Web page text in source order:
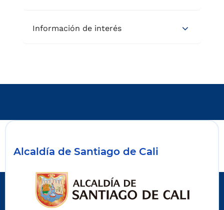
Información de interés
Alcaldía de Santiago de Cali